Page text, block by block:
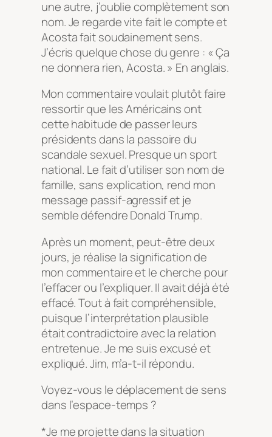
une autre, j’oublie complètement son
nom. Je regarde vite fait le compte et
Acosta fait soudainement sens.
J’écris quelque chose du genre : « Ça
ne donnera rien, Acosta. » En anglais.
Mon commentaire voulait plutôt faire
ressortir que les Américains ont
cette habitude de passer leurs
présidents dans la passoire du
scandale sexuel. Presque un sport
national. Le fait d’utiliser son nom de
famille, sans explication, rend mon
message passif-agressif et je
semble défendre Donald Trump.
Après un moment, peut-être deux
jours, je réalise la signification de
mon commentaire et le cherche pour
l’effacer ou l’expliquer. Il avait déjà été
effacé. Tout à fait compréhensible,
puisque l’interprétation plausible
était contradictoire avec la relation
entretenue. Je me suis excusé et
expliqué. Jim, m’a-t-il répondu.
Voyez-vous le déplacement de sens
dans l’espace-temps ?
*Je me projette dans la situation